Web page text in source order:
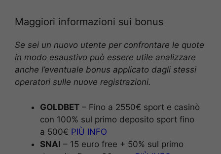
Maggiori informazioni sui bonus
Se sei un nuovo utente per confrontare le quote
in modo esaustivo può essere utile analizzare
anche l’eventuale bonus applicato dagli stessi
operatori sulle nuove registrazioni.
GOLDBET – Fino a 2550€ sport e casinò
con 100% sul primo deposito sport fino
a 500€ PIÙ INFO
SNAI – 15 euro free + 50% sul primo